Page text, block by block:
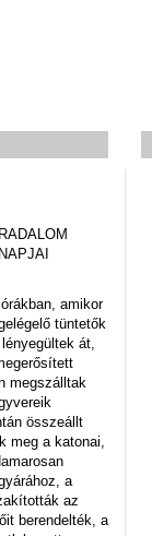
amikor
tüntetők
át,
megszálltak
összeállt
meg a katonai,
a
az
berendelték, a